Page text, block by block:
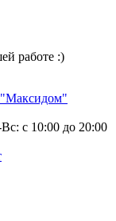
работе :)
с 10:00 до 20:00